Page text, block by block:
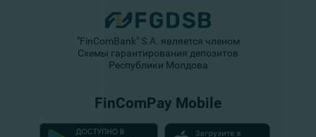
"FinComBank" S.A. является членом
Схемы гарантирования депозитов
Республики Молдова
FinComPay Mobile